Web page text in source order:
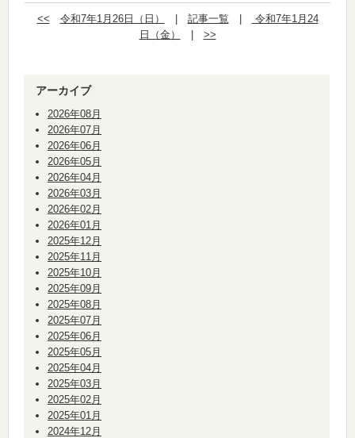
<< 令和7年1月26日（日） 記事一覧
令和7年1月24
日（金）
>>
アーカイブ
2026年08月
2026年07月
2026年06月
2026年05月
2026年04月
2026年03月
2026年02月
2026年01月
2025年12月
2025年11月
2025年10月
2025年09月
2025年08月
2025年07月
2025年06月
2025年05月
2025年04月
2025年03月
2025年02月
2025年01月
2024年12月